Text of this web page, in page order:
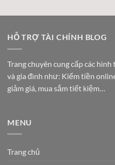
HỖ TRỢ TÀI CHÍNH BLOG
Trang chuyên cung cấp các
và gia đình như: Kiếm tiền
giảm giá, mua sắm tiết kiệm…
MENU
Trang chủ